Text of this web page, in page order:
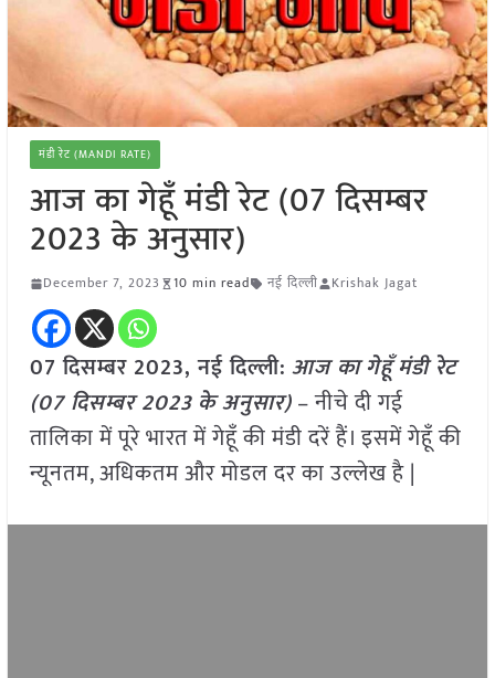
मंडी रेट (MANDI RATE)
आज का गेहूँ मंडी रेट (07 दिसम्बर
2023 के अनुसार)
December 7, 2023 10 min read नई दिल्ली Krishak Jagat
07 दिसम्बर 2023, नई दिल्ली: आज का गेहूँमंडी रेट
(07 दिसम्बर2023 के अनुसार)– नीचे दी गई
तालिका में पूरे भारत में गेहूँ की मंडी दरें हैं। इसमें गेहूँ की
न्यूनतम, अधिकतम और मोडल दर का उल्लेख है |